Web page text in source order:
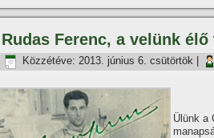
Rudas Ferenc, a velünk
Közzétéve: 2013. június 6. csütörtök
Ülünk a